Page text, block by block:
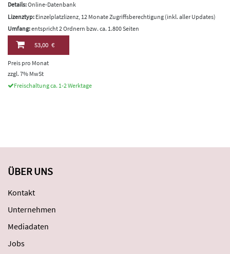
Details:Online-Datenbank
Lizenztyp: Einzelplatzlizenz, 12 Monate Zugriffsberechtigung (inkl. aller Updates)
Umfang:entspricht 2 Ordnern bzw. ca. 1.800 Seiten
53,00 €
Preis pro Monat
zzgl. 7% MwSt
Freischaltung ca. 1-2 Werktage
ÜBER UNS
Kontakt
Unternehmen
Mediadaten
Jobs